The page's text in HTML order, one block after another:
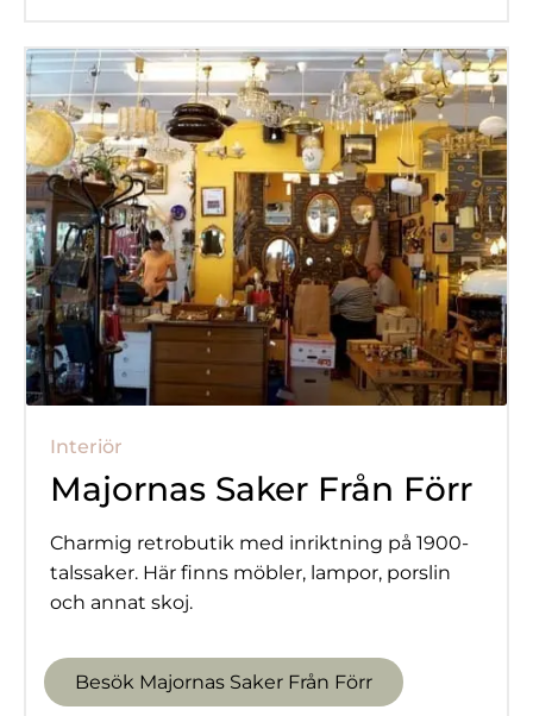
Interiör
Majornas Saker Från Förr
Charmig retrobutik med inriktning på 1900-
talssaker. Här finns möbler, lampor, porslin
och annat skoj.
Besök Majornas Saker Från Förr